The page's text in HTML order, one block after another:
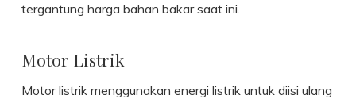
tergantung harga bahan bakar saat ini.
Motor Listrik
Motor listrik menggunakan energi listrik untuk diisi ulang